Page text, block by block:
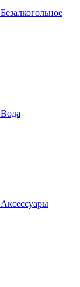
Безалкогольное
Вода
Аксессуары